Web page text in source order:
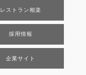
レストラン相楽
採用情報
企業サイト